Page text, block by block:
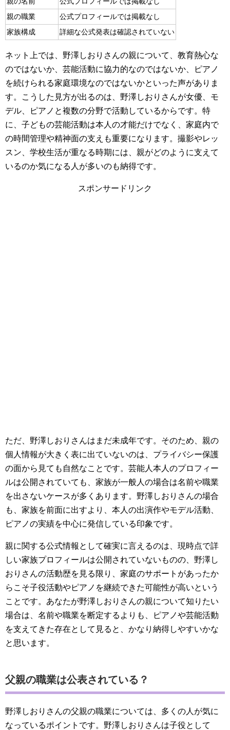
親の職業
公式プロフィールでは掲載なし
家族構成
詳細な公式発表は確認されていない
ネット上では、野澤しおりさんの親について、教育熱心な
のではないか、芸能活動に協力的なのではないか、ピアノ
を続けられる家庭環境なのではないかといった声がありま
す。こうした見方が出るのは、野澤しおりさんが女優、モ
デル、ピアノと複数の分野で活動しているからです。特
に、子どもの芸能活動は本人の才能だけでなく、家庭内で
の時間管理や精神面の支えも重要になります。撮影やレッ
スン、学校生活が重なる時期には、親がどのように支えて
いるのか気になる人が多いのも納得です。
スポンサードリンク
ただ、野澤しおりさんはまだ未成年です。そのため、親の
個人情報が大きく表に出ていないのは、プライバシー保護
の面から見ても自然なことです。芸能人本人のプロフィー
ルは公開されていても、家族が一般人の場合は名前や職業
を出さないケースが多くあります。野澤しおりさんの場合
も、家族を前面に出すより、本人の出演作やモデル活動、
ピアノの実績を中心に発信している印象です。
親に関する公式情報として確実に言えるのは、現時点で詳
しい家族プロフィールは公開されていないものの、野澤し
おりさんの活動歴を見る限り、家庭のサポートがあったか
らこそ子役活動やピアノを継続できた可能性が高いという
ことです。あなたが野澤しおりさんの親について知りたい
場合は、名前や職業を断定するよりも、ピアノや芸能活動
を支えてきた存在として見ると、かなり納得しやすいかな
と思います。
父親の職業は公表されている？
野澤しおりさんの父親の職業については、多くの人が気に
なっているポイントです。野澤しおりさんは子役として